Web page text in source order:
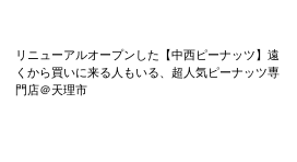
リニューアルオープンした【中西ピーナッツ】遠
くから買いに来る人もいる、超人気ピーナッツ専
門店＠天理市